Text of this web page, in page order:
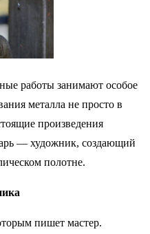
работы занимают особое
металла не просто в
произведения
— художник, создающий
полотне.
пишет мастер.